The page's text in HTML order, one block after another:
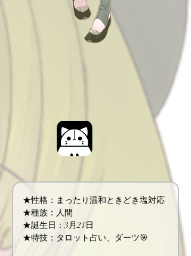
★性格：まったり温和ときどき塩対応
★種族：人間
★誕生日：3月21日
★特技：タロット占い、ダーツ🎯